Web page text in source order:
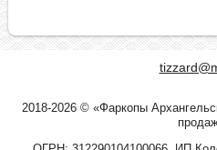
2018-2026 © «Фаркопы